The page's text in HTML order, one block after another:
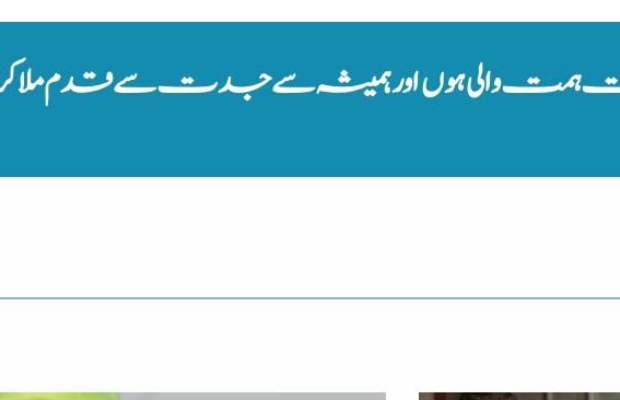
والی ہوں اورہمیشہ سے جدت سے قدم ملاکر